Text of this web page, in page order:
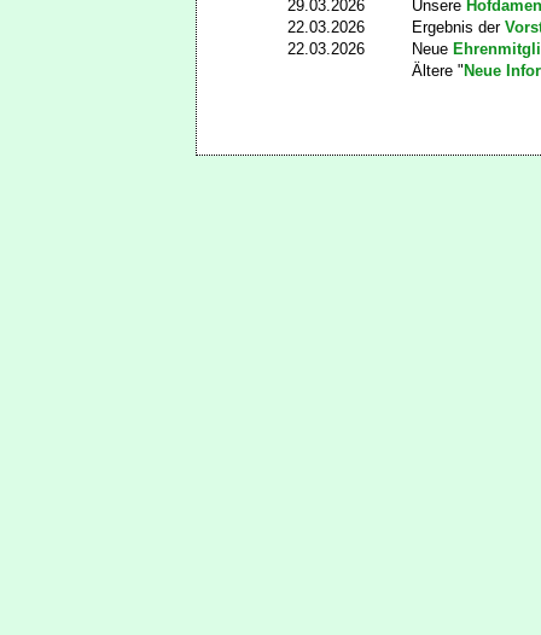
29.03.2026
Unsere
22.03.2026
Ergebnis der
22.03.2026
Neue
Ältere " Neue